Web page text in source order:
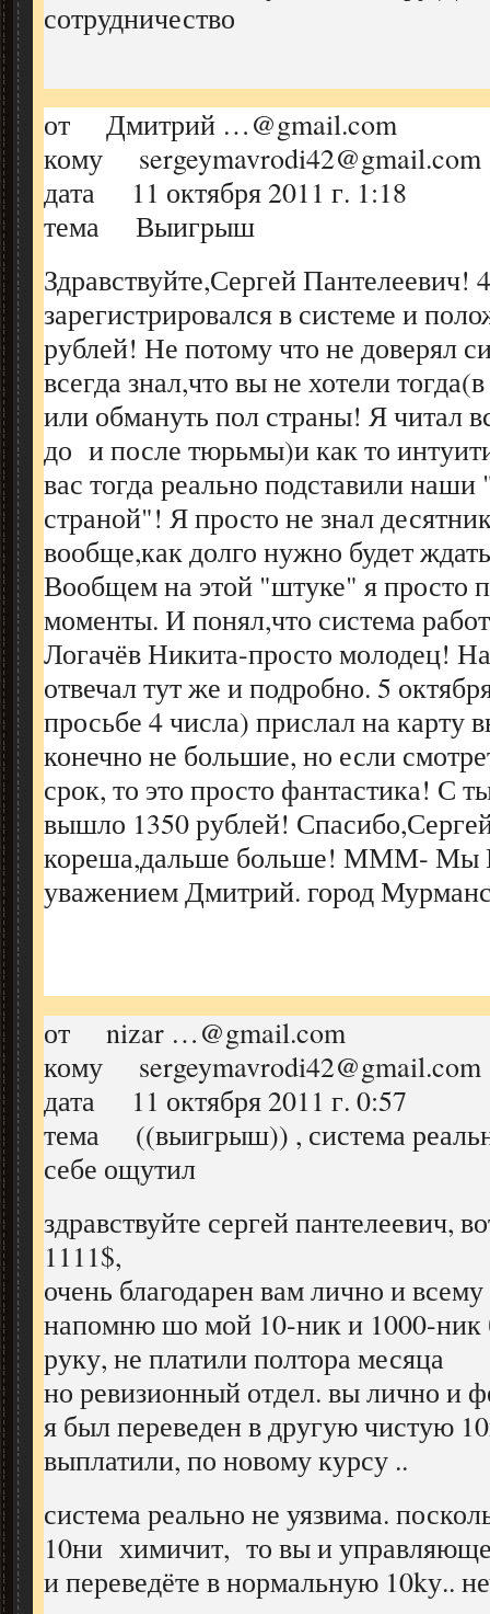
сотрудничество
от Дмитрий …@gmail.com
кому sergeymavrodi42@gmail.com
дата 11 октября 2011 г. 1:18
тема Выигрыш
Здравствуйте,Сергей Пантелеевич!
зарегистрировался в системе и
рублей! Не потому что не доверял
всегда знал,что вы не хотели
или обмануть пол страны! Я читал
до и после тюрьмы)и как то
вас тогда реально подставили
страной"! Я просто не знал
вообще,как долго нужно будет
Вообщем на этой "штуке" я просто
моменты. И понял,что система
Логачёв Никита-просто молодец!
отвечал тут же и подробно. 5
просьбе 4 числа) прислал на карту
конечно не большие, но если
срок, то это просто фантастика! С
вышло 1350 рублей!
кореша,дальше больше! МММ- Мы
уважением Дмитрий. город
от nizar …@gmail.com
кому sergeymavrodi42@gmail.com
дата 11 октября 2011 г. 0:57
тема ((выигрыш)) , система
себе ощутил
здравствуйте сергей пантелеевич,
1111$,
очень благодарен вам лично и
напомню шо мой 10-ник и 1000-ник
руку, не платили полтора месяца
но ревизионный отдел. вы лично и
я был переведен в другую чистую
выплатили, по новому курсу ..
система реально не уязвима.
10ни химичит, то вы и
и переведёте в нормальную 10kу..